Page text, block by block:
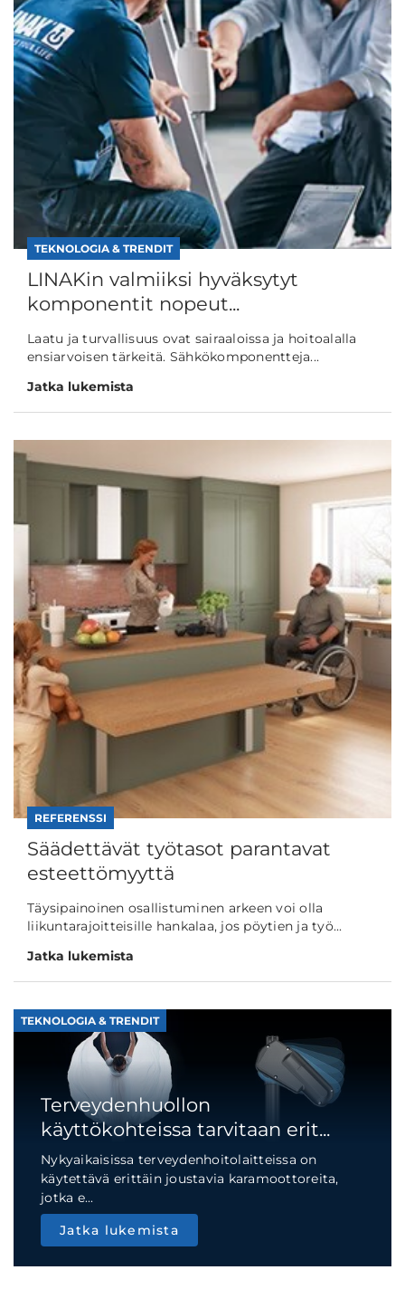
TEKNOLOGIA & TRENDIT
LINAKin valmiiksi hyväksytyt
komponentit nopeut...
Laatu ja turvallisuus ovat sairaaloissa ja hoitoalalla
ensiarvoisen tärkeitä. Sähkökomponentteja...
Jatka lukemista
REFERENSSI
Säädettävät työtasot parantavat
esteettömyyttä
Täysipainoinen osallistuminen arkeen voi olla
liikuntarajoitteisille hankalaa, jos pöytien ja työ...
Jatka lukemista
TEKNOLOGIA & TRENDIT
Terveydenhuollon
käyttökohteissa tarvitaan erit...
Nykyaikaisissa terveydenhoitolaitteissa on
käytettävä erittäin joustavia karamoottoreita,
jotka e...
Jatka lukemista